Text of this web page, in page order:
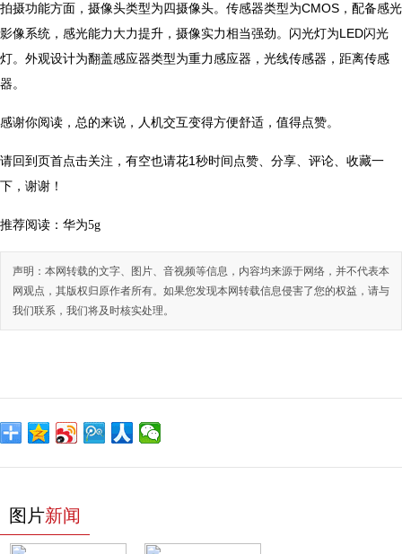
拍摄功能方面，摄像头类型为四摄像头。传感器类型为CMOS，配备感光
影像系统，感光能力大力提升，摄像实力相当强劲。闪光灯为LED闪光
灯。外观设计为翻盖感应器类型为重力感应器，光线传感器，距离传感
器。
感谢你阅读，总的来说，人机交互变得方便舒适，值得点赞。
请回到页首点击关注，有空也请花1秒时间点赞、分享、评论、收藏一
下，谢谢！
推荐阅读： 华为5g
声明：本网转载的文字、图片、音视频等信息，内容均来源于网络，并不代表本
网观点，其版权归原作者所有。如果您发现本网转载信息侵害了您的权益，请与
我们联系，我们将及时核实处理。
图片新闻